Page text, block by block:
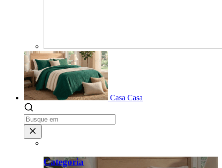
Casa Casa
Categoria